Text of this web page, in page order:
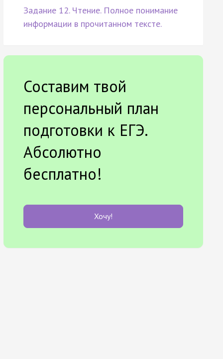
Задание 12. Чтение. Полное понимание
информации в прочитанном тексте.
Составим твой
персональный план
подготовки к ЕГЭ.
Абсолютно
бесплатно!
Хочу!